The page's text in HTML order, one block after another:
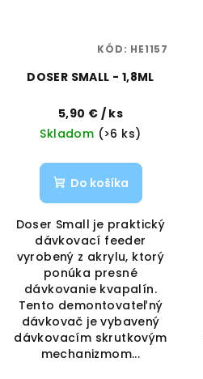
DOSER SMALL - 1,8ML
5,90 € / ks
Skladom (>6 ks)
Do košíka
Doser Small je praktický
dávkovací feeder
vyrobený z akrylu, ktorý
ponúka presné
dávkovanie kvapalín.
Tento demontovateľný
dávkovač je vybavený
dávkovacím skrutkovým
mechanizmom...
KÓD: HE1157